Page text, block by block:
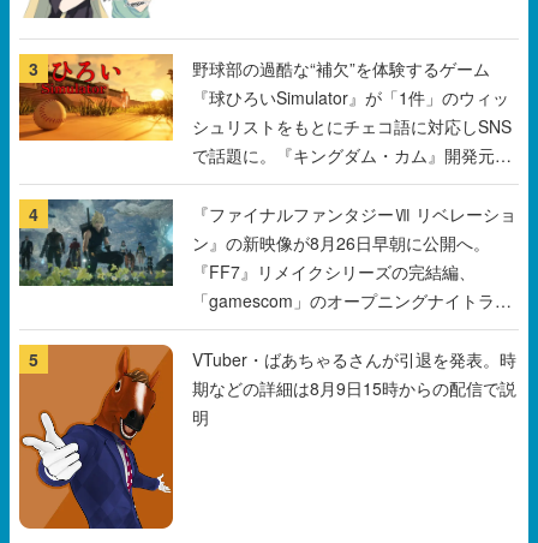
3
野球部の過酷な“補欠”を体験するゲーム
『球ひろいSimulator』が「1件」のウィッ
シュリストをもとにチェコ語に対応しSNS
で話題に。『キングダム・カム』開発元や
チェコのプロ野球選手から称賛の声
4
『ファイナルファンタジーⅦ リベレーショ
ン』の新映像が8月26日早朝に公開へ。
『FF7』リメイクシリーズの完結編、
「gamescom」のオープニングナイトライ
ブにてディレクターの浜口直樹氏が登壇す
る予定
5
VTuber・ばあちゃるさんが引退を発表。時
期などの詳細は8月9日15時からの配信で説
明